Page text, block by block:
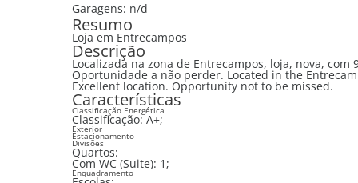
Garagens: n/d
Resumo
Loja em Entrecampos
Descrição
Localizada na zona de Entrecampos, loja, nova,
Oportunidade a não perder. Located in the Entrecampos area, shop, new, with 930 m2, 6 toilets and 6 car parks.
Excellent location. Opportunity not to be missed.
Características
Classificação Energética
Classificação:A+;
Exterior
Estacionamento
Divisões
Quartos:
Com WC (Suite): 1;
Enquadramento